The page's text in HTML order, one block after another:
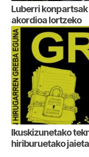
Luberri
akordioa lortzeko
Ikuskizunetako
hiriburuetako